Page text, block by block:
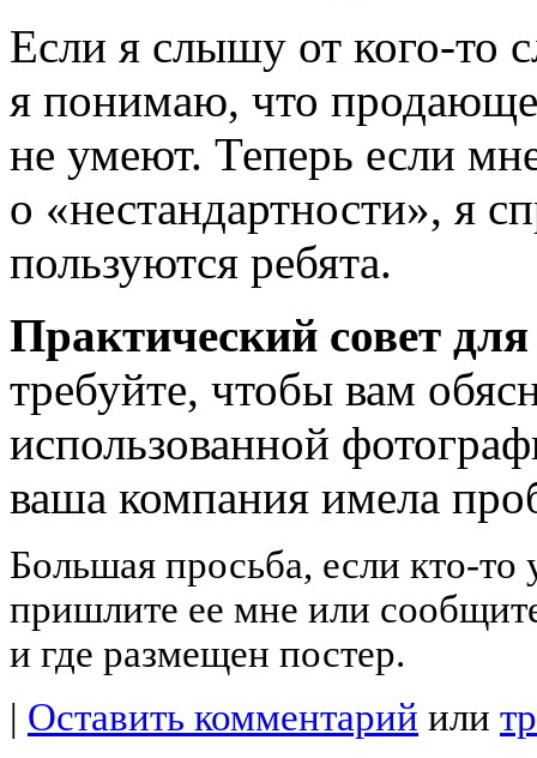
Если я слышу от кого-то
я понимаю, что
не умеют. Теперь если
о «нестандартности», я
пользуются ребята.
Практический совет
требуйте, чтобы вам
использованной
ваша компания имела
Большая просьба, если кто-то
пришлите ее мне или
и где размещен постер.
| Оставить комментарий или